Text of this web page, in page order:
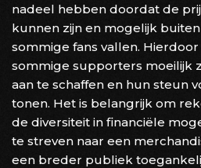
nadeel hebben doordat de
kunnen zijn en mogelijk
sommige fans vallen.
sommige supporters moeilijk
aan te schaffen en hun steun
tonen. Het is belangrijk om
de diversiteit in financiële
te streven naar een
een breder publiek